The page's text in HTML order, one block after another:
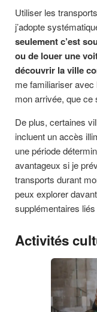
Utiliser les
j’adopte
seulement c’est
ou de louer une
découvrir la ville
me familiariser
mon arrivée, que ce
De plus, certaines
incluent un accès
une période
avantageux si je
transports durant
peux explorer
supplémentaires
Activités